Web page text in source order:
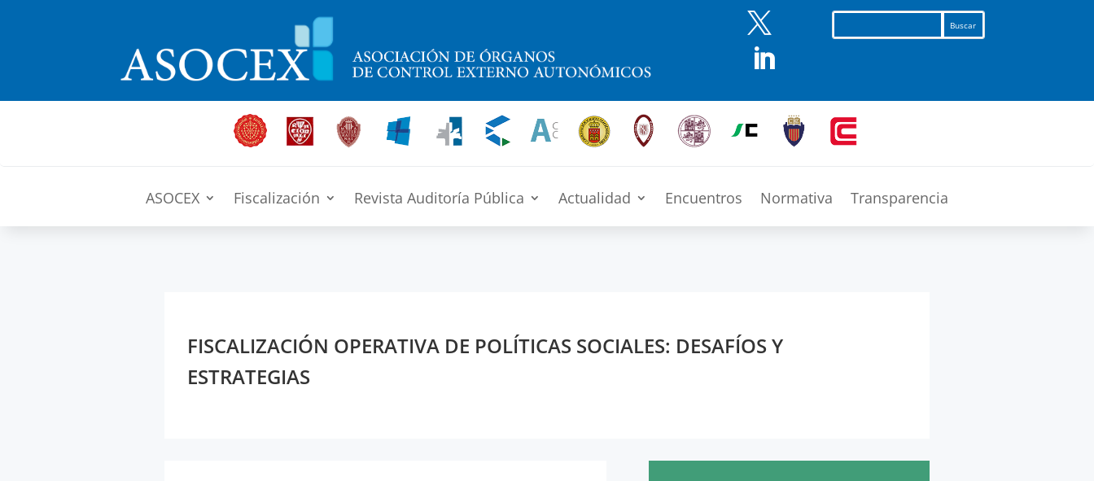


ASOCEX Fiscalización Revista Auditoría Pública Actualidad Encuentros Normativa Transparencia
FISCALIZACIÓN OPERATIVA DE POLÍTICAS SOCIALES: DESAFÍOS Y
ESTRATEGIAS